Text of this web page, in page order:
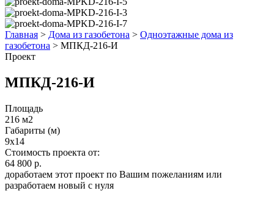
Главная > Дома из газобетона > Одноэтажные дома из
газобетона > МПКД-216-И
Проект
МПКД-216-И
Площадь
216 м2
Габариты (м)
9x14
Стоимость проекта от:
64 800 р.
доработаем этот проект по Вашим пожеланиям или
разработаем новый с нуля